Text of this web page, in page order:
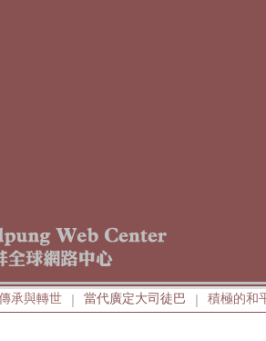
承與轉世 | 當代廣定大司徒巴 | 積極的和